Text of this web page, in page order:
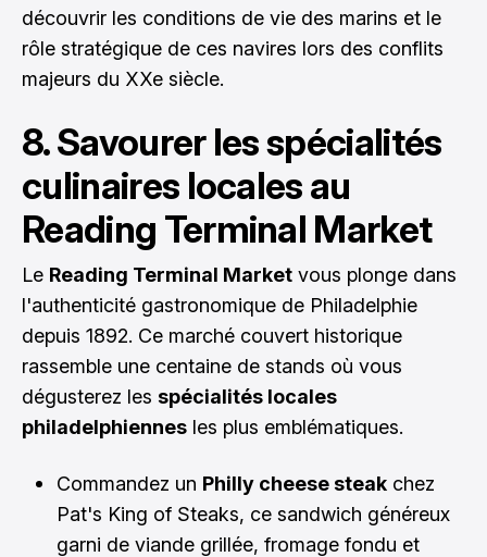
découvrir les conditions de vie des marins et le
rôle stratégique de ces navires lors des conflits
majeurs du XXe siècle.
8. Savourer les spécialités
culinaires locales au
Reading Terminal Market
Le Reading Terminal Market vous plonge dans
l'authenticité gastronomique de Philadelphie
depuis 1892. Ce marché couvert historique
rassemble une centaine de stands où vous
dégusterez les spécialités locales
philadelphiennes les plus emblématiques.
Commandez un Philly cheese steak chez
Pat's King of Steaks, ce sandwich généreux
garni de viande grillée, fromage fondu et